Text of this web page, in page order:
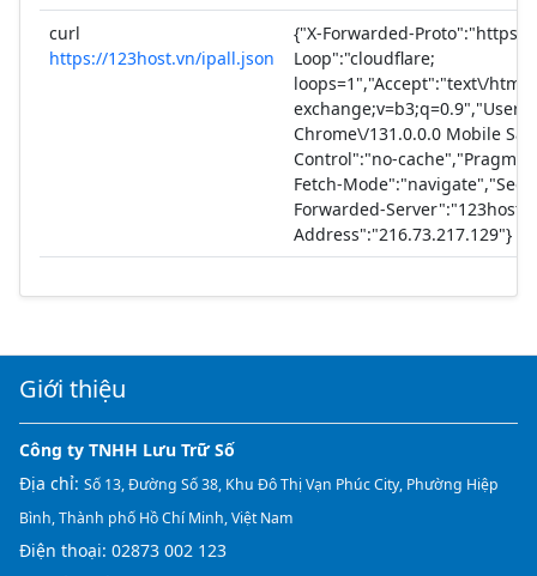
curl
https://123host.vn/ipall.json
{"X-Forwarded-
Loop":"cloudflare;
loops=1","Accept":"text\/
exchange;v=b3;q=0.9","User-
Chrome\/131.0.0.0 Mobile
Control":"no-
Fetch-
Forwarded-
Address":"216.73.217.129"}
Giới thiệu
Công ty TNHH Lưu Trữ Số
Địa chỉ: Số 13, Đường Số 38, Khu Đô Thị Vạn Phúc City, Phường Hiệp
Bình, Thành phố Hồ Chí Minh, Việt Nam
Điện thoại: 02873 002 123